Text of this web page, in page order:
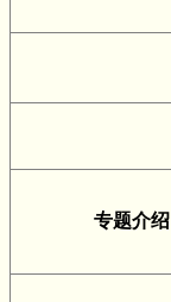
专题介绍